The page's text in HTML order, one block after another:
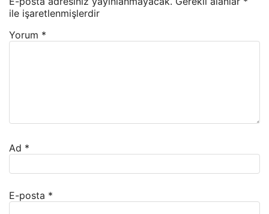
ile işaretlenmişlerdir
Yorum *
Ad *
E-posta *